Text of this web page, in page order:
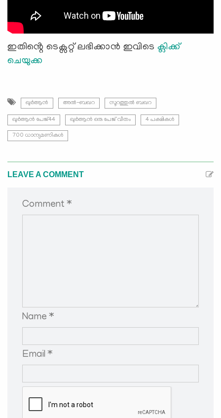
ഇതിൻ്റെ ടെക്സറ്റ് ലഭിക്കാൻ ഇവിടെക്ലിക്ക്
ചെയുക്ക
ഖുർആൻ അൽ-ബഖറ സൂറത്തുല്‍ ബഖറ
ഖുർആൻ പേജ്44 ഖുർആൻ ഒരു പേജ് വീതം 4 പക്ഷികൾ
700 ധാന്യമണികൾ
LEAVE A COMMENT
Comment *
Name *
Email *